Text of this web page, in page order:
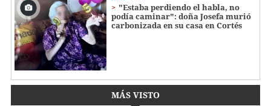
"Estaba perdiendo el habla, no
podía caminar": doña Josefa murió
carbonizada en su casa en Cortés
MÁS VISTO